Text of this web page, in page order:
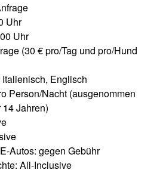
Uhr
Uhr
(30 € pro/Tag und pro/Hund
Englisch
Person/Nacht (ausgenommen
Jahren)
Autos: gegen Gebühr
All-Inclusive